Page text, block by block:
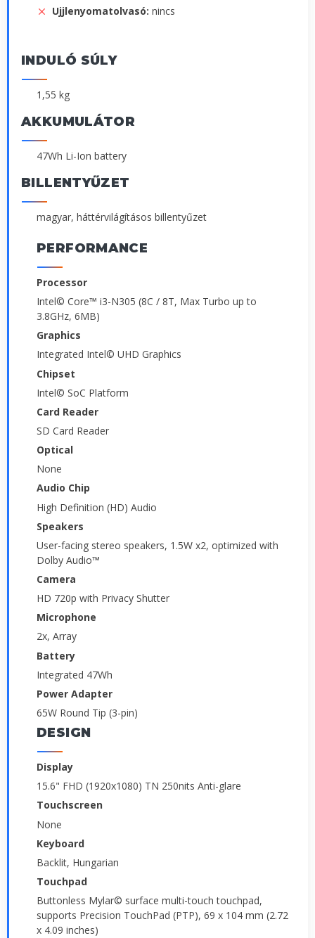
Ujjlenyomatolvasó: nincs
INDULÓ SÚLY
1,55 kg
AKKUMULÁTOR
47Wh Li-Ion battery
BILLENTYŰZET
magyar, háttérvilágításos billentyűzet
PERFORMANCE
Processor
Intel© Core™ i3-N305 (8C / 8T, Max Turbo up to
3.8GHz, 6MB)
Graphics
Integrated Intel© UHD Graphics
Chipset
Intel© SoC Platform
Card Reader
SD Card Reader
Optical
None
Audio Chip
High Definition (HD) Audio
Speakers
User-facing stereo speakers, 1.5W x2, optimized with
Dolby Audio™
Camera
HD 720p with Privacy Shutter
Microphone
2x, Array
Battery
Integrated 47Wh
Power Adapter
65W Round Tip (3-pin)
DESIGN
Display
15.6" FHD (1920x1080) TN 250nits Anti-glare
Touchscreen
None
Keyboard
Backlit, Hungarian
Touchpad
Buttonless Mylar© surface multi-touch touchpad,
supports Precision TouchPad (PTP), 69 x 104 mm (2.72
x 4.09 inches)